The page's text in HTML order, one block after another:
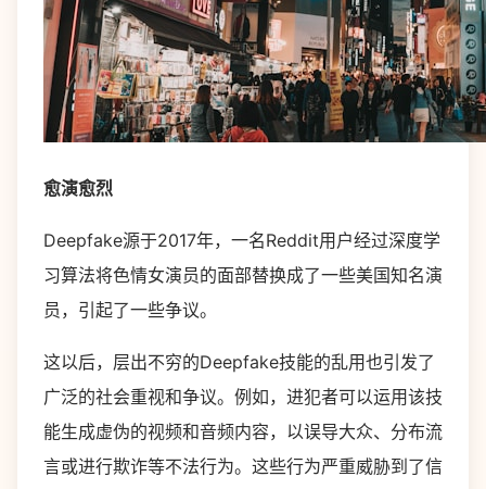
愈演愈烈
Deepfake源于2017年，一名Reddit用户经过深度学
习算法将色情女演员的面部替换成了一些美国知名演
员，引起了一些争议。
这以后，层出不穷的Deepfake技能的乱用也引发了
广泛的社会重视和争议。例如，进犯者可以运用该技
能生成虚伪的视频和音频内容，以误导大众、分布流
言或进行欺诈等不法行为。这些行为严重威胁到了信